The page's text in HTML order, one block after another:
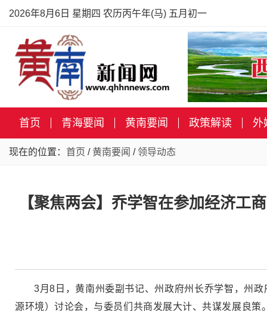
2026年8月6日 星期四 农历丙午年(马) 五月初一
首页 青海要闻 黄南要闻 政策解读 外
现在的位置： 首页 / 黄南要闻 /领导动态
【聚焦两会】乔学智在参加经济工
3月8日，黄南州委副书记、州政府州长乔学智，州
源环境）讨论会，与委员们共商发展大计、共谋发展良策